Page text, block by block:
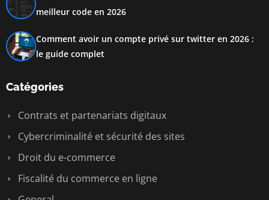
meilleur code en 2026
Comment avoir un compte privé sur twitter en 2026 :
le guide complet
Catégories
Contrats et partenariats digitaux
Cybercriminalité et sécurité des sites
Droit du e-commerce
Fiscalité du commerce en ligne